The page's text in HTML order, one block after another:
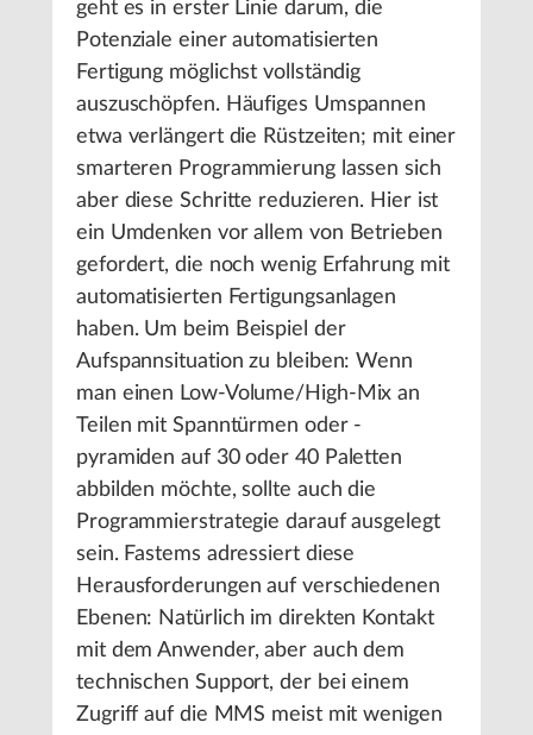
geht es in erster Linie darum, die
Potenziale einer automatisierten
Fertigung möglichst vollständig
auszuschöpfen. Häufiges Umspannen
etwa verlängert die Rüstzeiten; mit einer
smarteren Programmierung lassen sich
aber diese Schritte reduzieren. Hier ist
ein Umdenken vor allem von Betrieben
gefordert, die noch wenig Erfahrung mit
automatisierten Fertigungsanlagen
haben. Um beim Beispiel der
Aufspannsituation zu bleiben: Wenn
man einen Low-Volume/High-Mix an
Teilen mit Spanntürmen oder -
pyramiden auf 30 oder 40 Paletten
abbilden möchte, sollte auch die
Programmierstrategie darauf ausgelegt
sein. Fastems adressiert diese
Herausforderungen auf verschiedenen
Ebenen: Natürlich im direkten Kontakt
mit dem Anwender, aber auch dem
technischen Support, der bei einem
Zugriff auf die MMS meist mit wenigen